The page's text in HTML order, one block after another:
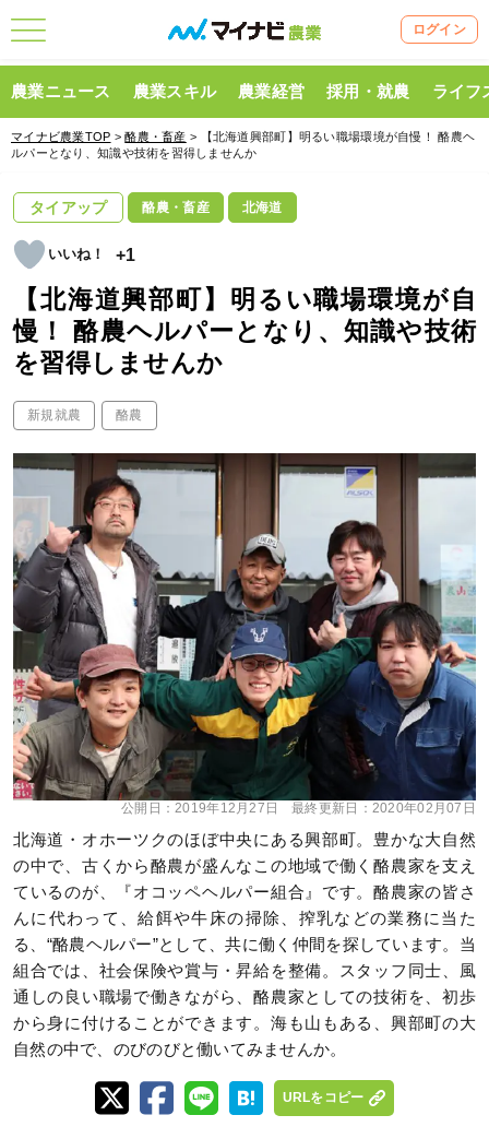
ログイン
農業ニュース 農業スキル 農業経営 採用・就農 ライフ
マイナビ農業TOP >酪農・畜産 > 【北海道興部町】明るい職場環境が自慢！ 酪農ヘ
ルパーとなり、知識や技術を習得しませんか
タイアップ 酪農・畜産 北海道
+1
【北海道興部町】明るい職場環境が自
慢！ 酪農ヘルパーとなり、知識や技術
を習得しませんか
新規就農 酪農
公開日：2019年12月27日 最終更新日： 2020年02月07日
北海道・オホーツクのほぼ中央にある興部町。豊かな大自然
の中で、古くから酪農が盛んなこの地域で働く酪農家を支え
ているのが、『オコッペヘルパー組合』です。酪農家の皆さ
んに代わって、給餌や牛床の掃除、搾乳などの業務に当た
る、“酪農ヘルパー”として、共に働く仲間を探しています。当
組合では、社会保険や賞与・昇給を整備。スタッフ同士、風
通しの良い職場で働きながら、酪農家としての技術を、初歩
から身に付けることができます。海も山もある、興部町の大
自然の中で、のびのびと働いてみませんか。
URLをコピー